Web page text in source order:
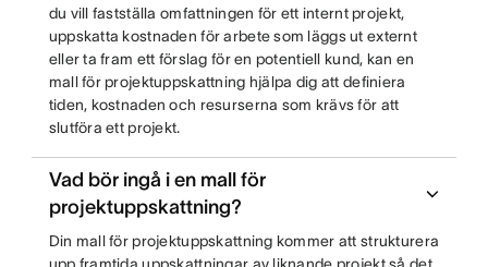
du vill fastställa omfattningen för ett internt projekt,
uppskatta kostnaden för arbete som läggs ut externt
eller ta fram ett förslag för en potentiell kund, kan en
mall för projektuppskattning hjälpa dig att definiera
tiden, kostnaden och resurserna som krävs för att
slutföra ett projekt.
Vad bör ingå i en mall för
projektuppskattning?
Din mall för projektuppskattning kommer att strukturera